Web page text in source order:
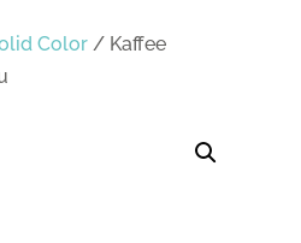
Color/ Kaffee